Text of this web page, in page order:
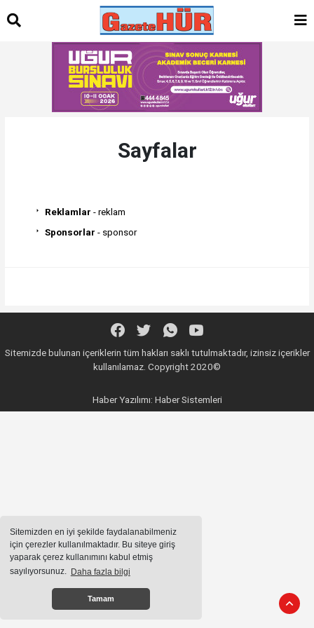
Sitemizden en iyi şekilde faydalanabilmeniz
için çerezler kullanılmaktadır. Bu siteye giriş
yaparak çerez kullanımını kabul etmiş
sayılıyorsunuz. Daha fazla bilgi
Tamam
Sayfalar
Reklamlar - reklam
Sponsorlar - sponsor
Sitemizde bulunan içeriklerin tüm hakları saklı tutulmaktadır, izinsiz içerikler
kullanılamaz. Copyright 2020©
Haber Yazılımı: Haber Sistemleri